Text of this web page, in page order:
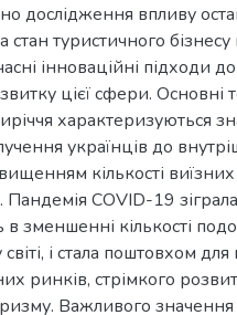
дослідження впливу
стан туристичного бізнесу
інноваційні підходи до
цієї сфери. Основні
характеризуються
українців до
кількості виїзних
COVID-19 зіграла
в зменшенні кількості
і стала поштовхом для
ринків, стрімкого
Важливого